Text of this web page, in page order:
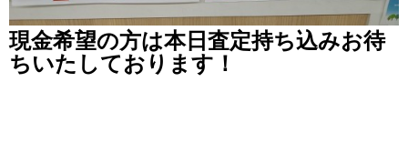
現金希望の方は本日査定持ち込みお待
ちいたしております！